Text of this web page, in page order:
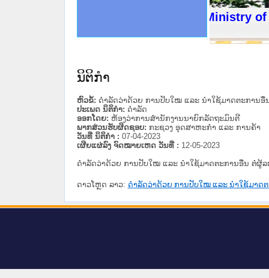
Ministry of
ານສະພາປະຊາຊົນ ພາກເໜືອ
ທາງລັດຖະການ
ສຳລັບ ພາກກາງ
ສຳລັບ ພາກໃຕ້
ວິທະຍາຄານຕຳຫຼວດປະຊາຊົນ
ວິທະຍາຄານສັນຕິບານປະຊາຊົນ
າຍເຫດທາງລັດຖະການໃຫ້ຜູ້ປະສານງານ
ຂັ້ນແຂວງພາກເໜືອ
ານສະພາປະຊາຊົນ ພາກກາງ
ນິຕິກໍາ
ຫົວຂໍ້: ດຳລັດວ່າດ້ວຍ ການປັບໃໝ ແລະ ນຳໃຊ້ມາດຕະການ
ປະເພດ ນິຕິກໍາ: ດໍາລັດ
ອອກໂດຍ: ຫ້ອງວ່າການສຳນັກງານນາຍົກລັດຖະມົນຕີ
ພາກສ່ວນຮັບຜິດຊອບ: ກະຊວງ ອຸດສາຫະກຳ ແລະ ການຄ້າ
ວັນທີ່ ນິຕິກໍາ : 07-04-2023
ເຜີຍແຜ່ລົງ ຈົດໝາຍເຫດ ວັນທີ່ : 12-05-2023
ດຳລັດວ່າດ້ວຍ ການປັບໃໝ ແລະ ນຳໃຊ້ມາດຕະການອື່ນ ຕໍ່
ດາວໂຫຼດ ລາວ: ດຳລັດວ່າດ້ວຍ ການປັບໃໝ ແລະ ນຳໃຊ້ມາ